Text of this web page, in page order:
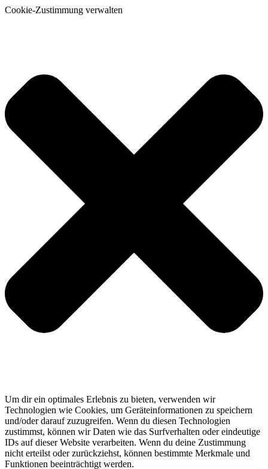
Cookie-Zustimmung verwalten
Um dir ein optimales Erlebnis zu bieten, verwenden wir
Technologien wie Cookies, um Geräteinformationen zu speichern
und/oder darauf zuzugreifen. Wenn du diesen Technologien
zustimmst, können wir Daten wie das Surfverhalten oder eindeutige
IDs auf dieser Website verarbeiten. Wenn du deine Zustimmung
nicht erteilst oder zurückziehst, können bestimmte Merkmale und
Funktionen beeinträchtigt werden.